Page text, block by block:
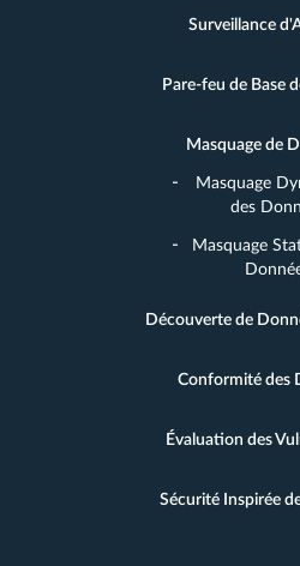
Surveillance
Pare-feu de Base
Masquage de
Masquage
des
Masquage
Découverte de
Conformité des
Évaluation des
Sécurité Inspirée